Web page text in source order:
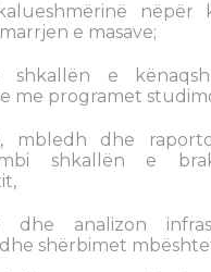
nëpër
e masave;
shkallën e
me programet
mbledh dhe
shkallën e
dhe analizon
shërbimet